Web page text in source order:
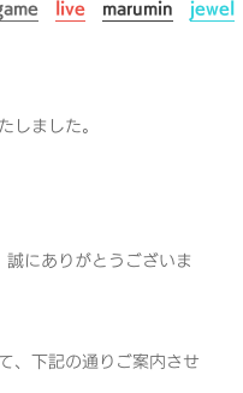
live marumin jewel
ました。
にありがとうございま
、下記の通りご案内させ